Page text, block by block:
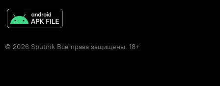
© 2026 Sputnik Все права защищены. 18+